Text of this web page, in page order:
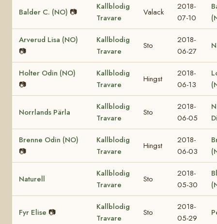
Balder C. (NO) 📷
Kallblodig
Travare
Valack
2018-
07-10
Arverud Lisa (NO)
📷
Kallblodig
Travare
Sto
2018-
06-27
Holter Odin (NO)
📷
Kallblodig
Travare
Hingst
2018-
06-13
Norrlands Pärla
Kallblodig
Travare
Sto
2018-
06-05
Brenne Odin (NO)
📷
Kallblodig
Travare
Hingst
2018-
06-03
Naturell
Kallblodig
Travare
Sto
2018-
05-30
Fyr Elise 📷
Kallblodig
Travare
Sto
2018-
05-29